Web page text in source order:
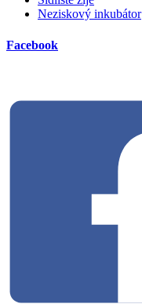
Neziskový inkubátor
Facebook